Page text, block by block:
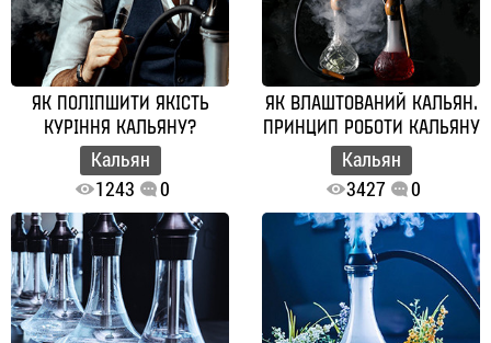
ЯК ПОЛІПШИТИ ЯКІСТЬ
КУРІННЯ КАЛЬЯНУ?
Кальян
1243
0
ЯК ВЛАШТОВАНИЙ КАЛЬЯН.
ПРИНЦИП РОБОТИ КАЛЬЯНУ
Кальян
3427
0